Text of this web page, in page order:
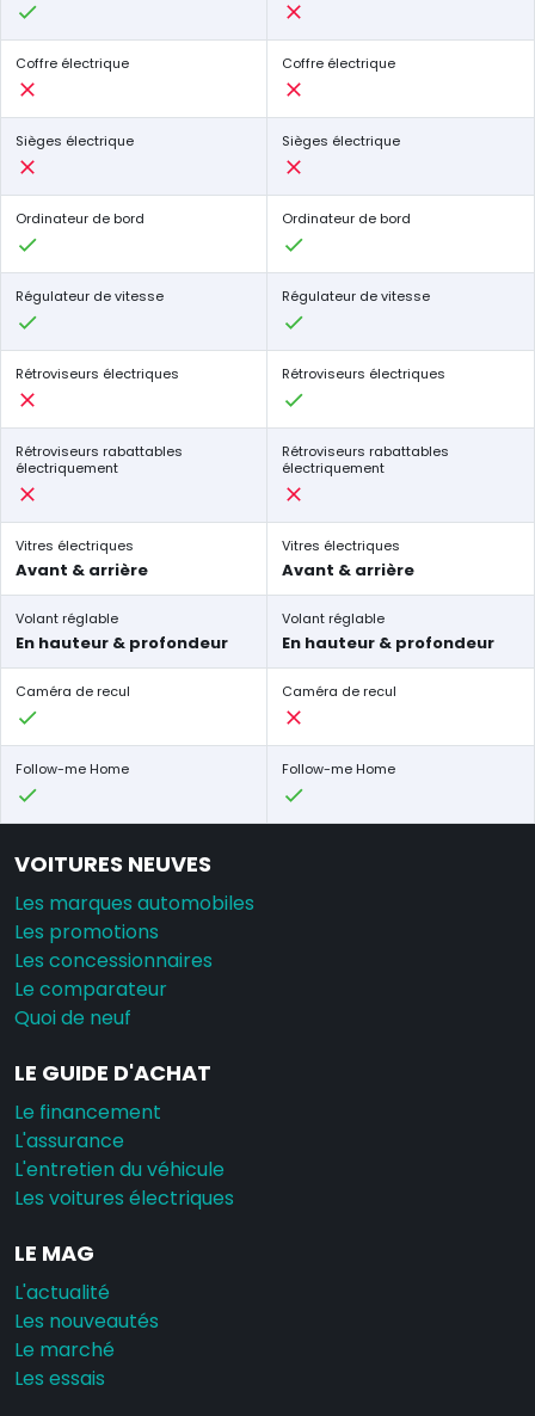
Coffre électrique Coffre électrique
Sièges électrique Sièges électrique
Ordinateur de bord Ordinateur de bord
Régulateur de vitesse Régulateur de vitesse
Rétroviseurs électriques Rétroviseurs électriques
Rétroviseurs rabattables
électriquement
Rétroviseurs rabattables
électriquement
Vitres électriques
Avant & arrière
Vitres électriques
Avant & arrière
Volant réglable
En hauteur & profondeur
Volant réglable
En hauteur & profondeur
Caméra de recul Caméra de recul
Follow-me Home Follow-me Home
VOITURES NEUVES
Les marques automobiles
Les promotions
Les concessionnaires
Le comparateur
Quoi de neuf
LE GUIDE D'ACHAT
Le financement
L'assurance
L'entretien du véhicule
Les voitures électriques
LE MAG
L'actualité
Les nouveautés
Le marché
Les essais